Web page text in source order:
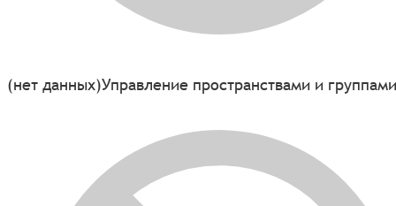
(нет данных)Управление пространствами и группами